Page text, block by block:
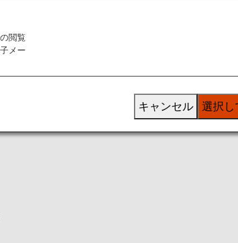
国際線を利用される際のラウンジ入室基準を
には、ラウンジ入室基準が異なる場合がご
ません。
閲覧
メー
選択し
キャンセル